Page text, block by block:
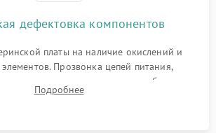
дефектовка компонентов
платы на наличие окислений и
Прозвонка цепей питания,
приводных моторов колес и турбины
состояния оптических и инфракрасных
Подробнее